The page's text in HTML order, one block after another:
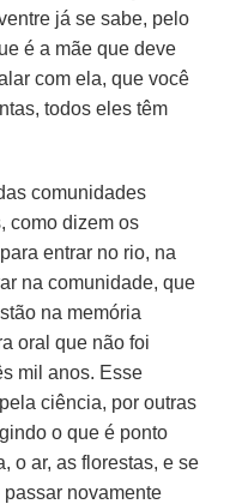
já se sabe, pelo
é a mãe que deve
com ela, que você
todos eles têm
comunidades
como dizem os
entrar no rio, na
na comunidade, que
na memória
oral que não foi
mil anos. Esse
ciência, por outras
o que é ponto
o ar, as florestas, e se
novamente